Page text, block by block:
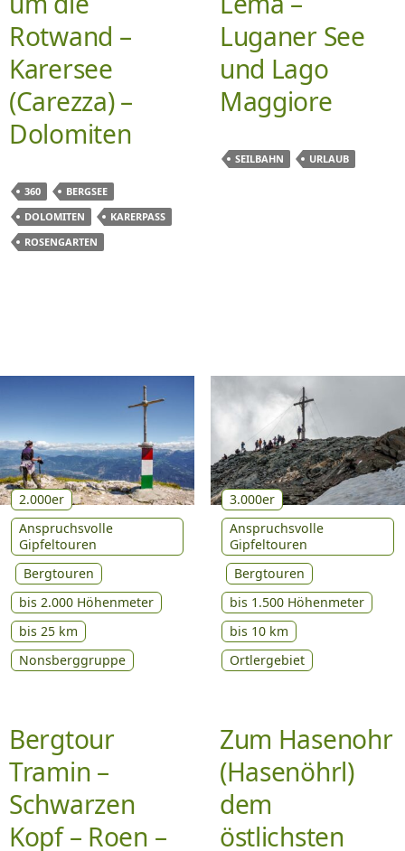
Rotwand –
Karersee
(Carezza) –
Dolomiten
360
BERGSEE
DOLOMITEN
KARERPASS
ROSENGARTEN
Luganer See
und Lago
Maggiore
SEILBAHN URLAUB
2.000er
Anspruchsvolle
Gipfeltouren
Bergtouren
bis 2.000 Höhenmeter
bis 25 km
Nonsberggruppe
Bergtour
Tramin –
Schwarzen
Kopf – Roen –
3.000er
Anspruchsvolle
Gipfeltouren
Bergtouren
bis 1.500 Höhenmeter
bis 10 km
Ortlergebiet
Zum Hasenohr
(Hasenöhrl)
dem
östlichsten